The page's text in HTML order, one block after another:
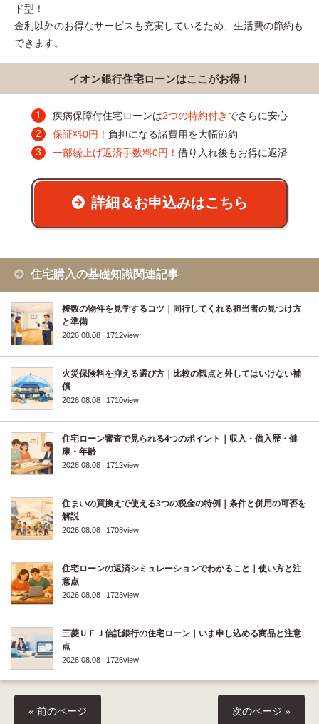
ド型！
金利以外のお得なサービスも充実しているため、生活費の節約も
できます。
イオン銀行住宅ローンはここがお得！
疾病保障付住宅ローンは2つの特約付き でさらに安心
保証料0円！ 負担になる諸費用を大幅節約
一部繰上げ返済手数料0円！ 借り入れ後もお得に返済
詳細＆お申込みはこちら
住宅購入の基礎知識関連記事
複数の物件を見学するコツ｜同行してくれる担当者の見つけ方
と準備
2026.08.08 1712view
火災保険料を抑える選び方｜比較の観点と外してはいけない補
償
2026.08.08 1710view
住宅ローン審査で見られる4つのポイント｜収入・借入歴・健
康・年齢
2026.08.08 1712view
住まいの買換えで使える3つの税金の特例｜条件と併用の可否を
解説
2026.08.08 1708view
住宅ローンの返済シミュレーションでわかること｜使い方と注
意点
2026.08.08 1723view
三菱ＵＦＪ信託銀行の住宅ローン｜いま申し込める商品と注意
点
2026.08.08 1726view
« 前のページ 次のページ »